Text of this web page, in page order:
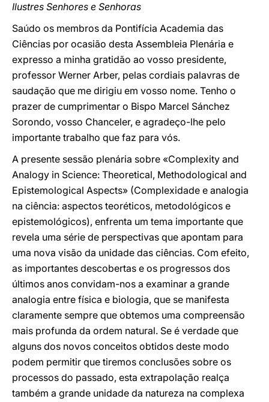
Ilustres Senhores e Senhoras
Saúdo os membros da Pontifícia Academia das
Ciências por ocasião desta Assembleia Plenária e
expresso a minha gratidão ao vosso presidente,
professor Werner Arber, pelas cordiais palavras de
saudação que me dirigiu em vosso nome. Tenho o
prazer de cumprimentar o Bispo Marcel Sánchez
Sorondo, vosso Chanceler, e agradeço-lhe pelo
importante trabalho que faz para vós.
A presente sessão plenária sobre «Complexity and
Analogy in Science: Theoretical, Methodological and
Epistemological Aspects» (Complexidade e analogia
na ciência: aspectos teoréticos, metodológicos e
epistemológicos), enfrenta um tema importante que
revela uma série de perspectivas que apontam para
uma nova visão da unidade das ciências. Com efeito,
as importantes descobertas e os progressos dos
últimos anos convidam-nos a examinar a grande
analogia entre física e biologia, que se manifesta
claramente sempre que obtemos uma compreensão
mais profunda da ordem natural. Se é verdade que
alguns dos novos conceitos obtidos deste modo
podem permitir que tiremos conclusões sobre os
processos do passado, esta extrapolação realça
também a grande unidade da natureza na complexa